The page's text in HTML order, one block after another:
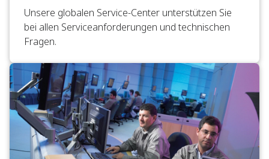
Unsere globalen Service-Center unterstützen Sie
bei allen Serviceanforderungen und technischen
Fragen.